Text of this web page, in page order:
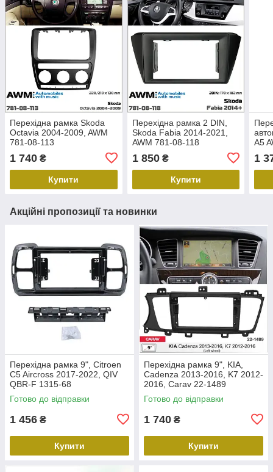
Перехідна рамка Skoda
Octavia 2004-2009, AWM
781-08-113
1 740 ₴
Купити
Перехідна рамка 2 DIN,
Skoda Fabia 2014-2021,
AWM 781-08-118
1 850₴
Купити
A5
1
Акційні пропозиції та новинки
Перехідна рамка 9", Citroen
C5 Aircross 2017-2022, QIV
QBR-F 1315-68
Готово до відправки
1 456 ₴
Купити
Перехідна рамка 9", KIA,
Cadenza 2013-2016, K7 2012-
2016, Carav 22-1489
Готово до відправки
1 740 ₴
Купити